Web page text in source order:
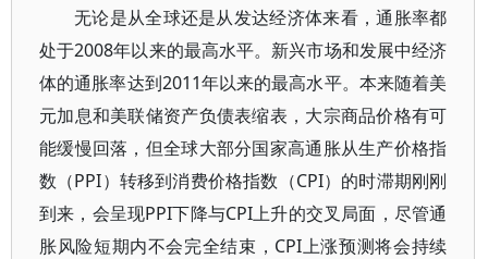
无论是从全球还是从发达经济体来看，通胀率都
处于2008年以来的最高水平。新兴市场和发展中经济
体的通胀率达到2011年以来的最高水平。本来随着美
元加息和美联储资产负债表缩表，大宗商品价格有可
能缓慢回落，但全球大部分国家高通胀从生产价格指
数（PPI）转移到消费价格指数（CPI）的时滞期刚刚
到来，会呈现PPI下降与CPI上升的交叉局面，尽管通
胀风险短期内不会完全结束，CPI上涨预测将会持续